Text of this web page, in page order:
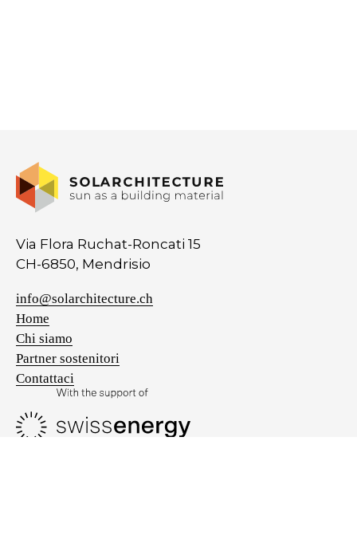
Via Flora Ruchat-Roncati 15
CH-6850, Mendrisio
info@solarchitecture.ch
Home
Chi siamo
Partner sostenitori
Contattaci